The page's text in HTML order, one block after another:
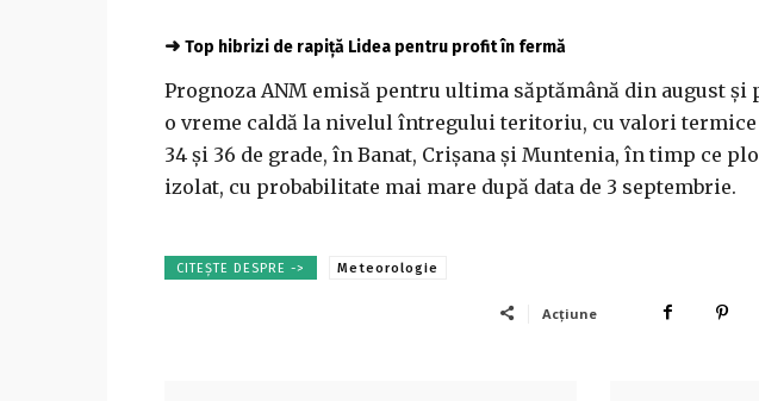
➜ Top hibrizi de rapiță Lidea pentru profit în fermă
Prognoza ANM emisă pentru ultima săptămână din august
o vreme caldă la nivelul întregului teritoriu, cu valori
34 şi 36 de grade, în Banat, Crişana şi Muntenia, în timp ce
izolat, cu probabilitate mai mare după data de 3 septembrie.
CITEȘTE DESPRE -> Meteorologie
Acțiune